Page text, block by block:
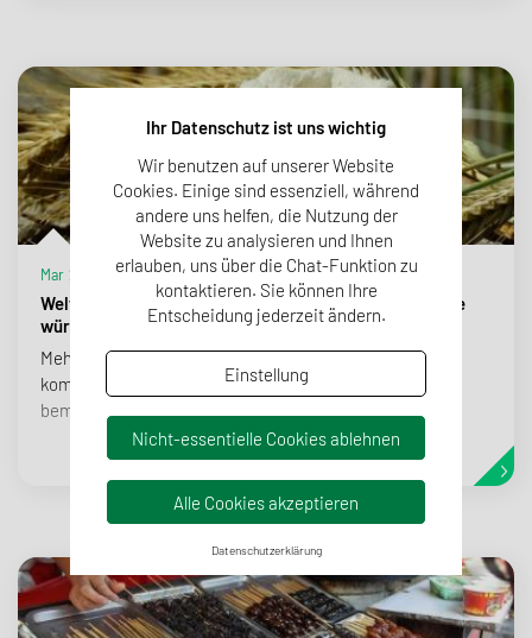
Mar 20, 2020
Welt-Mehl-Tag - ein Tag, an dem man das Unbeachtete
würdigt
Mehl ernährt täglich Milliarden Menschen. Am 20. März
kommen wir alle zusammen, um uns für diese
bemerkenswerte Zutat zu bedanken. Erfahren sie mehr!
Ihr Datenschutz ist uns wichtig
Wir benutzen auf unserer Website
Cookies. Einige sind essenziell, während
andere uns helfen, die Nutzung der
Website zu analysieren und Ihnen
erlauben, uns über die Chat-Funktion zu
kontaktieren. Sie können Ihre
Entscheidung jederzeit ändern.
Einstellung
Nicht-essentielle Cookies ablehnen
Alle Cookies akzeptieren
Datenschutzerklärung